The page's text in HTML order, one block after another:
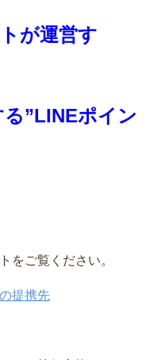
が運営す
”LINEポイン
をご覧ください。
提携先